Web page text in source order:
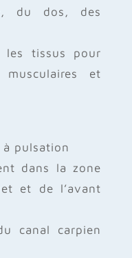
du dos, des
les tissus pour
et
à pulsation
dans la zone
et de l’avant
canal carpien